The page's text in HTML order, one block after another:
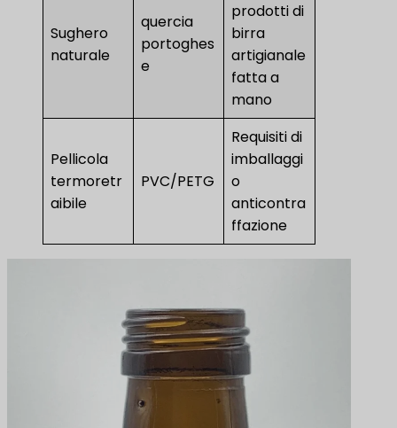
Sughero
naturale
quercia
portoghes
e
prodotti di
birra
artigianale
fatta a
mano
Pellicola
termoretr
aibile
PVC/PETG
Requisiti di
imballaggi
o
anticontra
ffazione